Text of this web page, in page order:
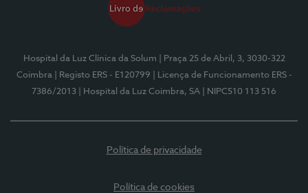
Hospital da Luz Clínica da Solum
| Praça 25 de Abril, 3, 3030-322
Coimbra
| Registo ERS - E120799
| Licença de Funcionamento ERS -
7386/2013
| Hospital da Luz Coimbra, SA | NIPC510 113 516
Política de privacidade
Política de cookies